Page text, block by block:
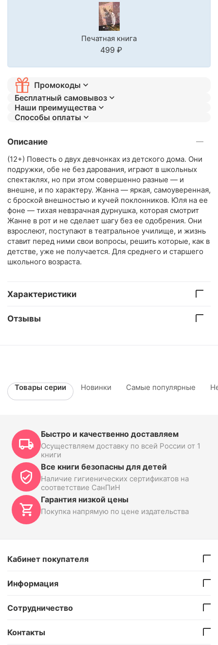
Печатная книга
‍499‍ ₽
Промокоды
Бесплатный самовывоз
Наши преимущества
Способы оплаты
Описание
(12+) Повесть о двух девчонках из детского дома. Они
подружки, обе не без дарования, играют в школьных
спектаклях, но при этом совершенно разные — и
внешне, и по характеру. Жанна — яркая, самоуверенная,
с броской внешностью и кучей поклонников. Юля на ее
фоне — тихая невзрачная дурнушка, которая смотрит
Жанне в рот и не сделает шагу без ее одобрения. Они
взрослеют, поступают в театральное училище, и жизнь
ставит перед ними свои вопросы, решить которые, как в
детстве, уже не получается. Для среднего и старшего
школьного возраста.
Характеристики
Отзывы
Товары серии Новинки Самые популярные
Быстро и качественно доставляем
Осуществляем доставку по всей России от 1
книги
Все книги безопасны для детей
Наличие гигиенических сертификатов на
соответствие СанПиН
Гарантия низкой цены
Покупка напрямую по цене издательства
Кабинет покупателя
Информация
Сотрудничество
Контакты